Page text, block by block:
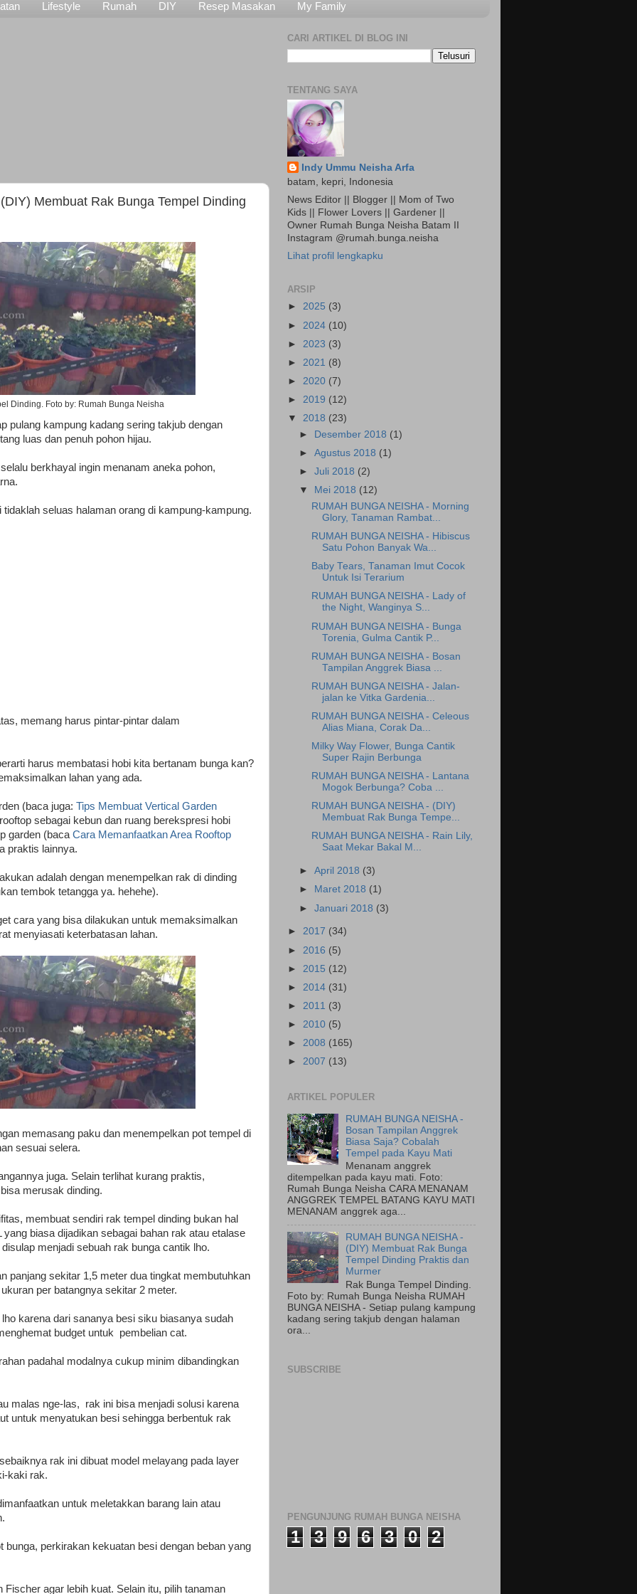
Lifestyle Rumah DIY Resep Masakan My Family
Membuat Rak Bunga Tempel Dinding
Dinding. Foto by: Rumah Bunga Neisha
pulang kampung kadang sering takjub dengan
luas dan penuh pohon hijau.
berkhayal ingin menanam aneka pohon,
seluas halaman orang di kampung-kampung.
memang harus pintar-pintar dalam
harus membatasi hobi kita bertanam bunga kan?
lahan yang ada.
(baca juga: Tips Membuat Vertical Garden
sebagai kebun dan ruang berekspresi hobi
garden (baca Cara Memanfaatkan Area Rooftop
praktis lainnya.
adalah dengan menempelkan rak di dinding
tembok tetangga ya. hehehe).
cara yang bisa dilakukan untuk memaksimalkan
menyiasati keterbatasan lahan.
memasang paku dan menempelkan pot tempel di
sesuai selera.
juga. Selain terlihat kurang praktis,
merusak dinding.
membuat sendiri rak tempel dinding bukan hal
biasa dijadikan sebagai bahan rak atau etalase
menjadi sebuah rak bunga cantik lho.
panjang sekitar 1,5 meter dua tingkat membutuhkan
per batangnya sekitar 2 meter.
karena dari sananya besi siku biasanya sudah
budget untuk pembelian cat.
padahal modalnya cukup minim dibandingkan
malas nge-las, rak ini bisa menjadi solusi karena
untuk menyatukan besi sehingga berbentuk rak
rak ini dibuat model melayang pada layer
kaki rak.
untuk meletakkan barang lain atau
bunga, perkirakan kekuatan besi dengan beban yang
agar lebih kuat. Selain itu, pilih tanaman
CARI ARTIKEL DI BLOG INI
TENTANG SAYA
Indy Ummu Neisha Arfa
batam, kepri, Indonesia
News Editor || Blogger || Mom of Two
Kids || Flower Lovers || Gardener ||
Owner Rumah Bunga Neisha Batam II
Instagram @rumah.bunga.neisha
Lihat profil lengkapku
ARSIP
► 2025 (3)
► 2024 (10)
► 2023 (3)
► 2021 (8)
► 2020 (7)
► 2019 (12)
▼ 2018 (23)
►
Desember 2018 (1)
►Agustus 2018 (1)
►Juli 2018 (2)
▼
Mei 2018 (12)
RUMAH BUNGA NEISHA - Morning
Glory, Tanaman Rambat...
RUMAH BUNGA NEISHA - Hibiscus
Satu Pohon Banyak Wa...
Baby Tears, Tanaman Imut Cocok
Untuk Isi Terarium
RUMAH BUNGA NEISHA - Lady of
the Night, Wanginya S...
RUMAH BUNGA NEISHA - Bunga
Torenia, Gulma Cantik P...
RUMAH BUNGA NEISHA - Bosan
Tampilan Anggrek Biasa ...
RUMAH BUNGA NEISHA - Jalan-
jalan ke Vitka Gardenia...
RUMAH BUNGA NEISHA - Celeous
Alias Miana, Corak Da...
Milky Way Flower, Bunga Cantik
Super Rajin Berbunga
RUMAH BUNGA NEISHA - Lantana
Mogok Berbunga? Coba ...
RUMAH BUNGA NEISHA - (DIY)
Membuat Rak Bunga Tempe...
RUMAH BUNGA NEISHA - Rain Lily,
Saat Mekar Bakal M...
►April 2018 (3)
►
Maret 2018 (1)
►Januari 2018 (3)
► 2017 (34)
► 2016 (5)
► 2015 (12)
► 2014 (31)
► 2011 (3)
► 2010 (5)
► 2008 (165)
► 2007 (13)
ARTIKEL POPULER
RUMAH BUNGA NEISHA -
Bosan Tampilan Anggrek
Biasa Saja? Cobalah
Tempel pada Kayu Mati
Menanam anggrek
ditempelkan pada kayu mati. Foto:
Rumah Bunga Neisha CARA MENANAM
ANGGREK TEMPEL BATANG KAYU MATI
MENANAM anggrek aga...
RUMAH BUNGA NEISHA -
(DIY) Membuat Rak Bunga
Tempel Dinding Praktis dan
Murmer
Rak Bunga Tempel Dinding.
Foto by: Rumah Bunga Neisha RUMAH
BUNGA NEISHA - Setiap pulang kampung
kadang sering takjub dengan halaman
ora...
SUBSCRIBE
PENGUNJUNG RUMAH BUNGA NEISHA
1 3 9 6 3 0 2